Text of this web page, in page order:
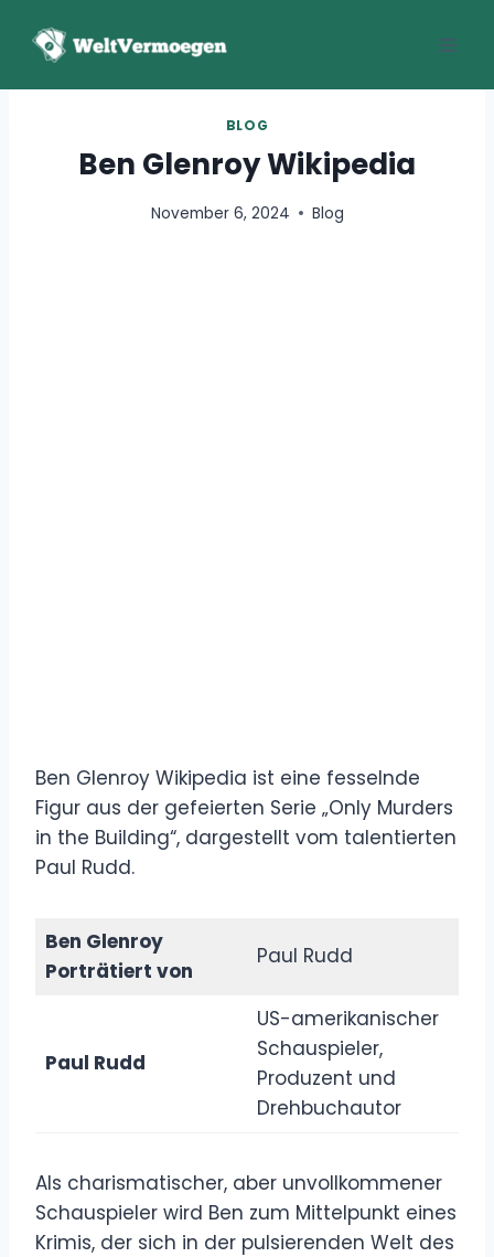
Inhalt
BLOG
Ben Glenroy Wikipedia
November 6, 2024 Blog
Ben Glenroy Wikipedia ist eine fesselnde
Figur aus der gefeierten Serie „Only Murders
in the Building“, dargestellt vom talentierten
Paul Rudd.
Ben Glenroy
Porträtiert von
Paul Rudd
Paul Rudd
US-amerikanischer
Schauspieler,
Produzent und
Drehbuchautor
Als charismatischer, aber unvollkommener
Schauspieler wird Ben zum Mittelpunkt eines
Krimis, der sich in der pulsierenden Welt des